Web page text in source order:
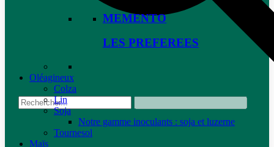
MEMENTO
LES PREFEREES
Oléagineux
Colza
Lin
Soja
Notre gamme inoculants : soja et luzerne
Tournesol
Maïs